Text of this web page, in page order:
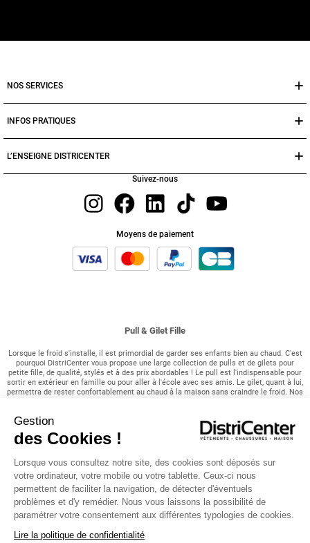
Gestion
des Cookies !
Lorsque vous consultez notre site, des cookies sont déposés sur
votre ordinateur, votre mobile ou votre tablette. Ceux-ci nous
permettent de faciliter la navigation, de détecter d'éventuels
problèmes et d'y remédier. Nous vous laissons la possibilité de
paramétrer votre consentement aux différentes typologies de cookies.
Lire la politique de confidentialité
Pull & Gilet Fille
Lorsque le froid s'installe, il est primordial de garder ses enfants bien au chaud. C'est
pourquoi DistriCenter vous propose une large collection de pulls et de gilets pour
petite fille, de qualité, stylés et à des prix abordables ! Le pull est l'indispensable pour
sortir en extérieur en famille ou pour aller à l'école avec ses amis. Le gilet, quant à lui,
permettra de rester confortablement au chaud à la maison sans craindre le froid. Nos
! Chez DistriCenter, nous vous conseillons au plus près de la tendance ! Pour une
tenue complète nos chaussures fille et plus précisément nos bottines pour fille
seront rendre le look de votre fille confortable et stylé !
Pull ou Gilet ? Pour quelle occasion :
Les pulls chez DistriCenter se distinguent par leur originalité ! Retrouvez une variété
de pulls pour satisfaire toutes les envies de votre princesse : des pulls simples pour
renouveler sa garde-robe, des pulls fantaisie à manches longues pour un look basique,
ou encore des pulls col roulé pour une protection optimale contre le froid. Pour les
parfait et confortable ! Les pulls s'associent facilement avec n'importe quel bas : un
NOS SERVICES
INFOS PRATIQUES
L’ENSEIGNE DISTRICENTER
Suivez-nous
Moyens de paiement